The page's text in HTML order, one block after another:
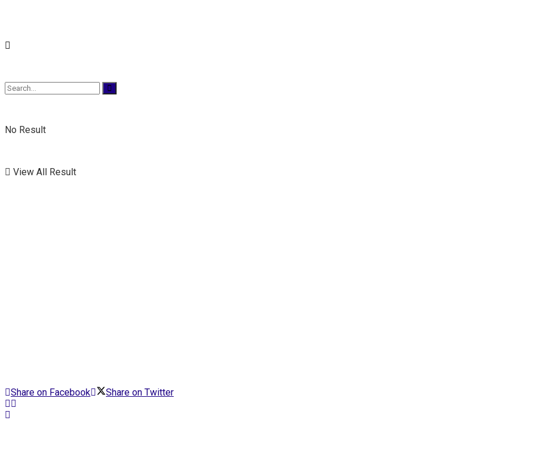
No Result
View All Result
Share on Facebook Share on Twitter